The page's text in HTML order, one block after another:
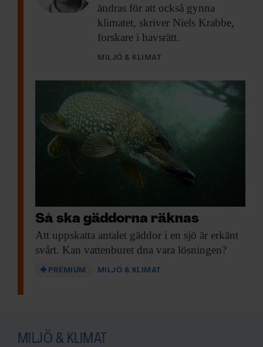
ändras för att också gynna
klimatet, skriver Niels Krabbe,
forskare i havsrätt.
MILJÖ & KLIMAT
Så ska gäddorna räknas
Att uppskatta antalet gäddor i en sjö är erkänt
svårt. Kan vattenburet dna vara lösningen?
PREMIUM MILJÖ & KLIMAT
MILJÖ & KLIMAT